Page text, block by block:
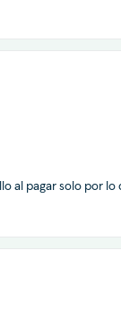
al pagar solo por lo